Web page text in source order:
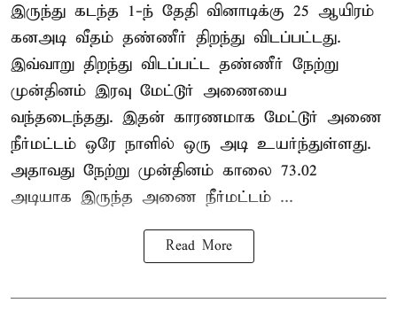
இருந்து கடந்த 1-ந் தேதி வினாடிக்கு 25 ஆயிரம்
கனஅடி வீதம் தண்ணீர் திறந்து விடப்பட்டது.
இவ்வாறு திறந்து விடப்பட்ட தண்ணீர் நேற்று
முன்தினம் இரவு மேட்டூர் அணையை
வந்தடைந்தது. இதன் காரணமாக மேட்டூர் அணை
நீர்மட்டம் ஒரே நாளில் ஒரு அடி உயர்ந்துள்ளது.
அதாவது நேற்று முன்தினம் காலை 73.02
அடியாக இருந்த அணை நீர்மட்டம் ...
Read More